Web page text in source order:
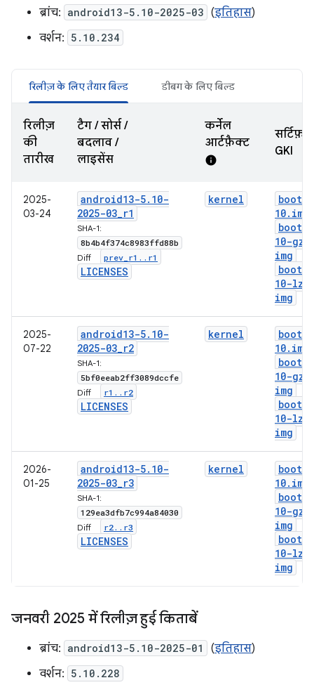
ब्रांच: android13-5.10-2025-03 (इतिहास)
वर्शन: 5.10.234
रिलीज़ के लिए तैयार बिल्ड डीबग के लिए बिल्ड
रिलीज़
की
तारीख
टैग / सोर्स /
बदलाव /
लाइसेंस
कर्नेल
आर्टफ़ैक्ट
info
GKI
2025-
03-24
android13-5. 10-
2025-03_r1
SHA-1:
8b4b4f374c8983ffd88b
Diff: prev r1 . . r1
LICENSES
kernel
boot-5
10. img
boot-5
10-gz
img
boot-5
10-lz4
img
2025-
07-22
android13-5. 10-
2025-03_r2
SHA-1:
5bf0eeab2ff3089dccfe
Diff: r1 . . r2
LICENSES
kernel
boot-5
10. img
boot-5
10-gz
img
boot-5
10-lz4
img
2026-
01-25
android13-5. 10-
2025-03_r3
SHA-1:
129ea3dfb7c994a84030
Diff: r2. . r3
LICENSES
kernel
boot-5
10. img
boot-5
10-gz
img
boot-5
10-lz4
img
जनवरी 2025 में रिलीज़ हुई किताबें
ब्रांच: android13-5.10-2025-01 (इतिहास)
वर्शन: 5.10.228